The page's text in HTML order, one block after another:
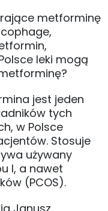
metforminę
leki mogą
jest jeden
tych
w Polsce
Stosuje
używany
I, a nawet
(PCOS).